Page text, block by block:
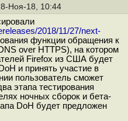
Ноя-18, 10:44
2018/11/27/next-
функции обращения к
over HTTPS), на котором
Firefox из США будет
и принять участие в
пользователь сможет
этапа тестирования
ночных сборок и бета-
DoH будет предложен